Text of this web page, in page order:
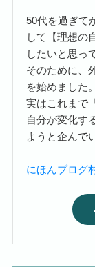
50代を過ぎて
して【理想の
したいと思っ
そのために、
を始めました。
実はこれまで
自分が変化す
ようと企んで
にほんブログ